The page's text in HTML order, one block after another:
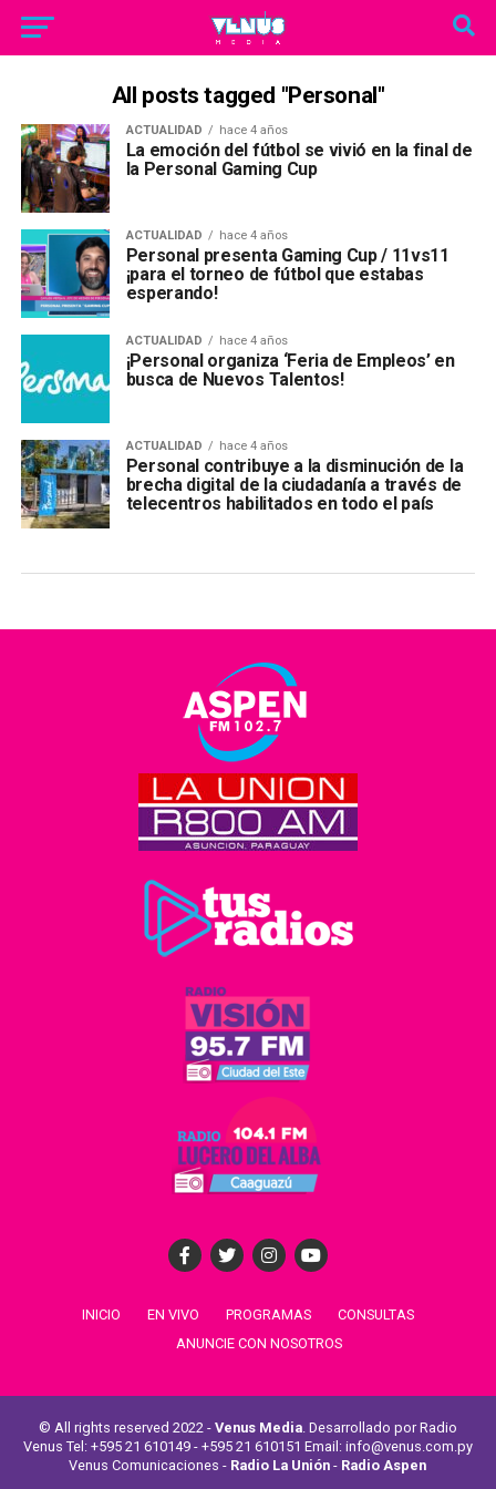
All posts tagged "Personal"
ACTUALIDAD hace 4 años
La emoción del fútbol se vivió en la final de
la Personal Gaming Cup
ACTUALIDAD hace 4 años
Personal presenta Gaming Cup / 11vs11
¡para el torneo de fútbol que estabas
esperando!
ACTUALIDAD hace 4 años
¡Personal organiza ‘Feria de Empleos’ en
busca de Nuevos Talentos!
ACTUALIDAD hace 4 años
Personal contribuye a la disminución de la
brecha digital de la ciudadanía a través de
telecentros habilitados en todo el país
INICIO EN VIVO PROGRAMAS
CONSULTAS
ANUNCIE CON NOSOTROS
© All rights reserved 2022 - Venus Media. Desarrollado por Radio
Venus Tel: +595 21 610149 - +595 21 610151 Email: info@venus.com.py
Venus Comunicaciones - Radio La Unión - Radio Aspen